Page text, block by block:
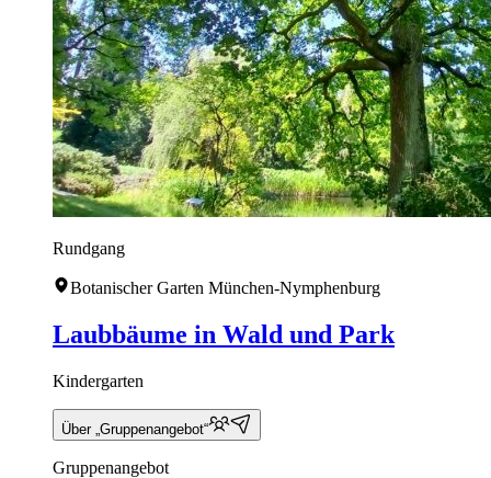
Rundgang
Botanischer Garten München-Nymphenburg
Laubbäume in Wald und Park
Kindergarten
Über „Gruppenangebot“
Gruppenangebot